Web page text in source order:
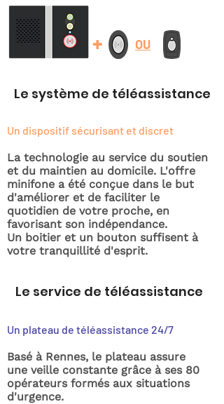
+ OU
Le système de téléassistance
Un dispositif sécurisant et discret
La technologie au service du soutien
et du maintien au domicile. L'offre
minifone a été conçue dans le but
d'améliorer et de faciliter le
quotidien de votre proche, en
favorisant son indépendance.
Un boitier et un bouton suffisent à
votre tranquillité d'esprit.
Le service de téléassistance
Un plateau de téléassistance 24/7
Basé à Rennes, le plateau assure
une veille constante grâce à ses 80
opérateurs formés aux situations
d'urgence.